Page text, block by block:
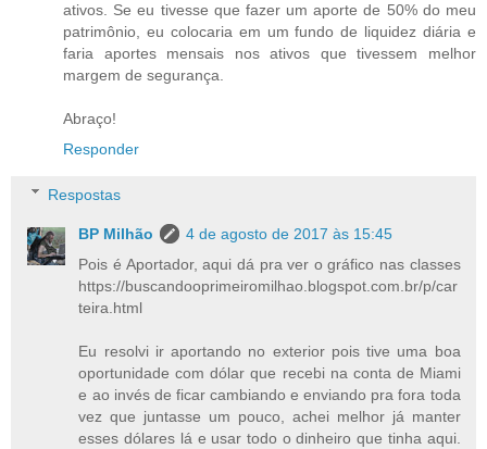
ativos. Se eu tivesse que fazer um aporte de 50% do meu
patrimônio, eu colocaria em um fundo de liquidez diária e
faria aportes mensais nos ativos que tivessem melhor
margem de segurança.
Abraço!
Responder
Respostas
BP Milhão
4 de agosto de 2017 às 15:45
Pois é Aportador, aqui dá pra ver o gráfico nas classes
https://buscandooprimeiromilhao.blogspot.com.br/p/car
teira.html
Eu resolvi ir aportando no exterior pois tive uma boa
oportunidade com dólar que recebi na conta de Miami
e ao invés de ficar cambiando e enviando pra fora toda
vez que juntasse um pouco, achei melhor já manter
esses dólares lá e usar todo o dinheiro que tinha aqui.